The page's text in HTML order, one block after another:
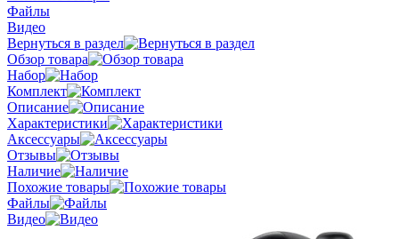
Файлы
Видео
Вернуться в раздел
Обзор товара
Набор
Комплект
Описание
Характеристики
Аксессуары
Отзывы
Наличие
Похожие товары
Файлы
Видео